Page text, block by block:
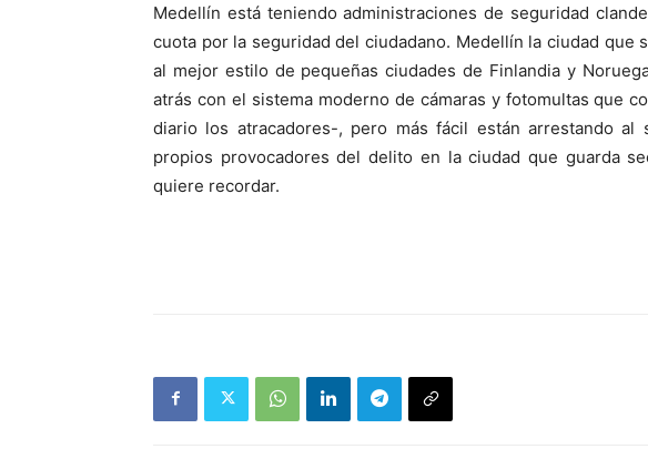
Medellín está teniendo administraciones de seguridad
cuota por la seguridad del ciudadano. Medellín la ciudad que
al mejor estilo de pequeñas ciudades de Finlandia y
atrás con el sistema moderno de cámaras y fotomultas que
diario los atracadores-, pero más fácil están arrestando
propios provocadores del delito en la ciudad que guarda
quiere recordar.